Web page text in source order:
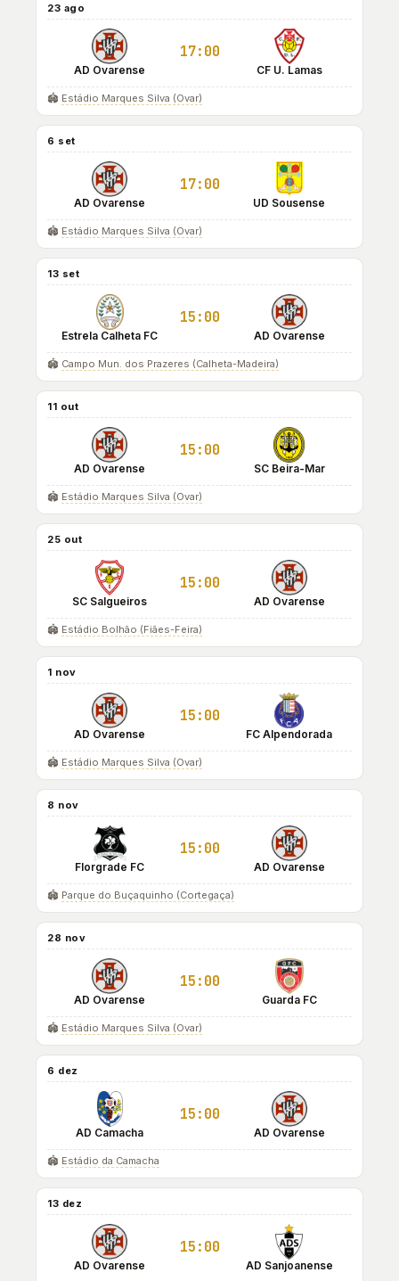
23 ago
AD Ovarense
17:00
CF U. Lamas
🏟️ Estádio Marques Silva (Ovar)
6 set
AD Ovarense
17:00
UD Sousense
🏟️ Estádio Marques Silva (Ovar)
13 set
Estrela Calheta FC
15:00
AD Ovarense
🏟️ Campo Mun. dos Prazeres (Calheta-Madeira)
11 out
AD Ovarense
15:00
SC Beira-Mar
🏟️ Estádio Marques Silva (Ovar)
25 out
SC Salgueiros
15:00
AD Ovarense
🏟️ Estádio Bolhão (Fiães-Feira)
1 nov
AD Ovarense
15:00
FC Alpendorada
🏟️ Estádio Marques Silva (Ovar)
8 nov
Florgrade FC
15:00
AD Ovarense
🏟️ Parque do Buçaquinho (Cortegaça)
28 nov
AD Ovarense
15:00
Guarda FC
🏟️ Estádio Marques Silva (Ovar)
6 dez
AD Camacha
15:00
AD Ovarense
🏟️ Estádio da Camacha
13 dez
AD Ovarense
15:00
AD Sanjoanense